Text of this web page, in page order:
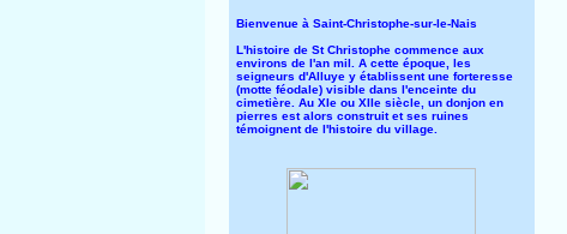
Bienvenue à Saint-Christophe-sur-le-Nais
L'histoire de St Christophe commence aux
environs de l'an mil. A cette époque, les
seigneurs d'Alluye y établissent une forteresse
(motte féodale) visible dans l'enceinte du
cimetière. Au XIe ou XIIe siècle, un donjon en
pierres est alors construit et ses ruines
témoignent de l'histoire du village.